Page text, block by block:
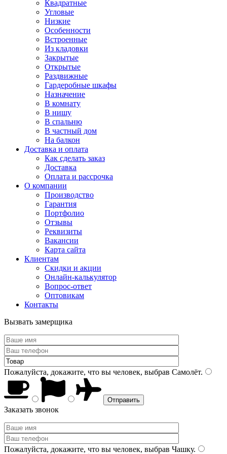
Квадратные
Угловые
Низкие
Особенности
Встроенные
Из кладовки
Закрытые
Открытые
Раздвижные
Гардеробные шкафы
Назначение
В комнату
В нишу
В спальню
В частный дом
На балкон
Доставка и оплата
Как сделать заказ
Доставка
Оплата и рассрочка
О компании
Производство
Гарантия
Портфолио
Отзывы
Реквизиты
Вакансии
Карта сайта
Клиентам
Скидки и акции
Онлайн-калькулятор
Вопрос-ответ
Оптовикам
Контакты
Вызвать замерщика
Пожалуйста, докажите, что вы человек, выбрав Самолёт.
Заказать звонок
Пожалуйста, докажите, что вы человек, выбрав Чашку.